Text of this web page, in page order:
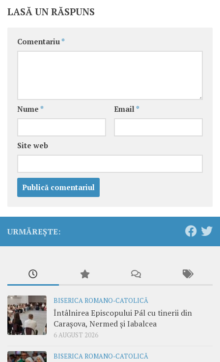
LASĂ UN RĂSPUNS
Comentariu *
Nume * Email *
Site web
URMĂREȘTE:
BISERICA ROMANO-CATOLICĂ
Întâlnirea Episcopului Pál cu tinerii din
Carașova, Nermed și Iabalcea
6 AUGUST 2026
BISERICA ROMANO-CATOLICĂ